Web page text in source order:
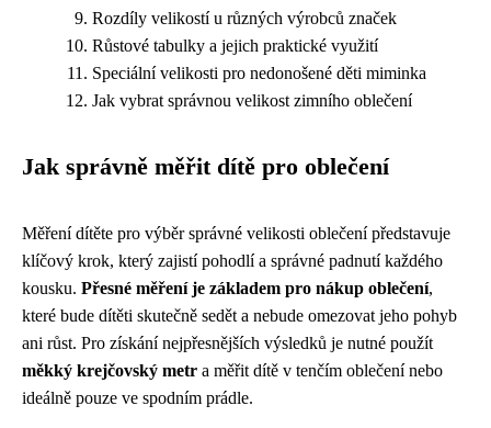
Rozdíly velikostí u různých výrobců značek
Růstové tabulky a jejich praktické využití
Speciální velikosti pro nedonošené děti miminka
Jak vybrat správnou velikost zimního oblečení
Jak správně měřit dítě pro oblečení
Měření dítěte pro výběr správné velikosti oblečení představuje
klíčový krok, který zajistí pohodlí a správné padnutí každého
kousku. Přesné měření je základem pro nákup oblečení,
které bude dítěti skutečně sedět a nebude omezovat jeho pohyb
ani růst. Pro získání nejpřesnějších výsledků je nutné použít
měkký krejčovský metr a měřit dítě v tenčím oblečení nebo
ideálně pouze ve spodním prádle.